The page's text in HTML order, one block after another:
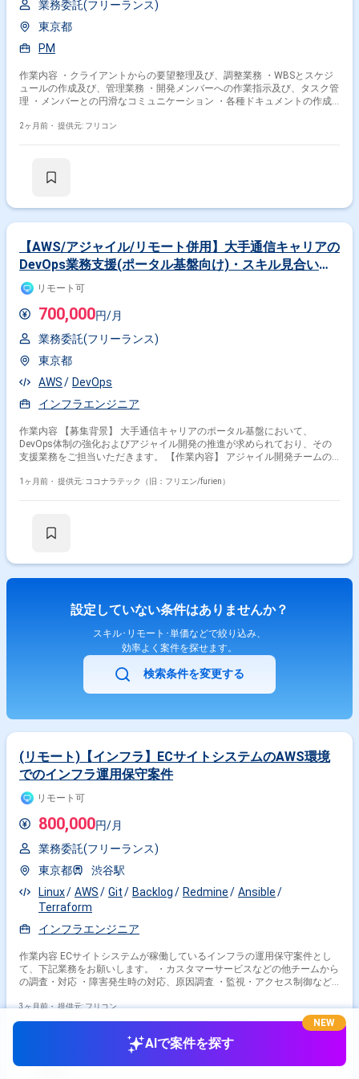
業務委託(フリーランス)
東京都
PM
作業内容 ・クライアントからの要望整理及び、調整業務 ・WBSとスケジ
ュールの作成及び、管理業務 ・開発メンバーへの作業指示及び、タスク管
理 ・メンバーとの円滑なコミュニケーション ・各種ドキュメントの作成
Redmine、 Slack、 JIRA/Confluence、 git
2ヶ月前・ 提供元: フリコン
【AWS/アジャイル/リモート併用】大手通信キャリアの
DevOps業務支援(ポータル基盤向け)・スキル見合い単
価
リモート可
700,000円/月
業務委託(フリーランス)
東京都
AWS
DevOps
インフラエンジニア
作業内容 【募集背景】 大手通信キャリアのポータル基盤において、
DevOps体制の強化およびアジャイル開発の推進が求められており、その
支援業務をご担当いただきます。 【作業内容】 アジャイル開発チームの
トラブル対応のリードを行っていただきます。DevOps化の推進および状
トにおける課題を自ら見つけ、改善に向けた提案や行動ができる方、指示
とで、上流から運用まで一貫した視点を身につけることができます。 【開
PagerDuty、Okta、Slack、Confluence、JIRA、FutureVuls、Salesforceな
どの各種ツールを組み合わせて利用いたします。
1ヶ月前・ 提供元: ココナラテック（旧：フリエン/furien）
設定していない条件はありませんか？
スキル･リモート･単価などで絞り込み、
効率よく案件を探せます。
検索条件を変更する
(リモート)【インフラ】ECサイトシステムのAWS環境
でのインフラ運用保守案件
リモート可
800,000円/月
業務委託(フリーランス)
東京都
渋谷駅
Linux
AWS Git Backlog Redmine
Ansible
Terraform
インフラエンジニア
作業内容 ECサイトシステムが稼働しているインフラの運用保守案件とし
て、下記業務をお願いします。 ・カスタマーサービスなどの他チームから
の調査・対応 ・障害発生時の対応、原因調査 ・監視・アクセス制御など
3ヶ月前・提供元: フリコン
AIで案件を探す
NEW